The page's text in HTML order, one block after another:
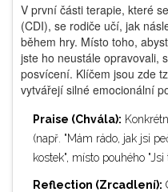
V první části terapie, které
(CDI), se rodiče učí, jak
během hry. Místo toho,
jste ho neustále opravovali,
posvícení. Klíčem jsou zde
vytvářejí silné emocionální
Praise (Chvála):
(např. "Mám rádo, jak jsi
kostek", místo pouhého "Jsi
Reflection (Zrcadlení):